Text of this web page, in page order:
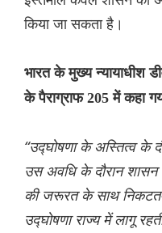
किया जा सकता है।
भारत के मुख्य न्यायाधीश
के पैराग्राफ 205 में कहा
“उद्घोषणा के अस्तित्व के
उस अवधि के दौरान
की जरूरत के साथ
उद्घोषणा राज्य में लागू